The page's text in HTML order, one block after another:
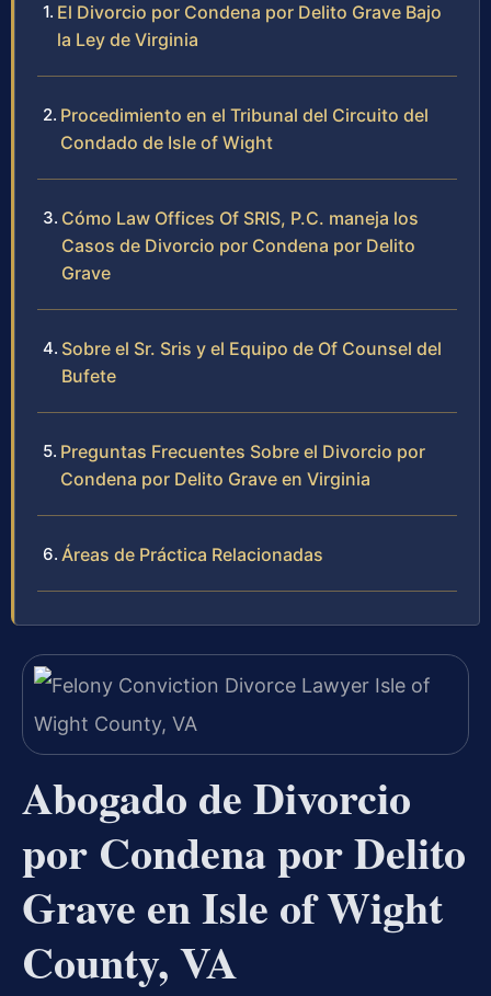
El Divorcio por Condena por Delito Grave Bajo
la Ley de Virginia
Procedimiento en el Tribunal del Circuito del
Condado de Isle of Wight
Cómo Law Offices Of SRIS, P.C. maneja los
Casos de Divorcio por Condena por Delito
Grave
Sobre el Sr. Sris y el Equipo de Of Counsel del
Bufete
Preguntas Frecuentes Sobre el Divorcio por
Condena por Delito Grave en Virginia
Áreas de Práctica Relacionadas
Abogado de Divorcio
por Condena por Delito
Grave en Isle of Wight
County, VA